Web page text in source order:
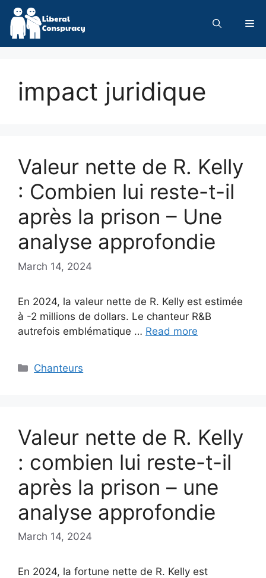
Skip
content
impact juridique
Valeur nette de R. Kelly
: Combien lui reste-t-il
après la prison – Une
analyse approfondie
March 14, 2024
En 2024, la valeur nette de R. Kelly est estimée
à -2 millions de dollars. Le chanteur R&B
autrefois emblématique … Read more
Categories
Chanteurs
Valeur nette de R. Kelly
: combien lui reste-t-il
après la prison – une
analyse approfondie
March 14, 2024
En 2024, la fortune nette de R. Kelly est